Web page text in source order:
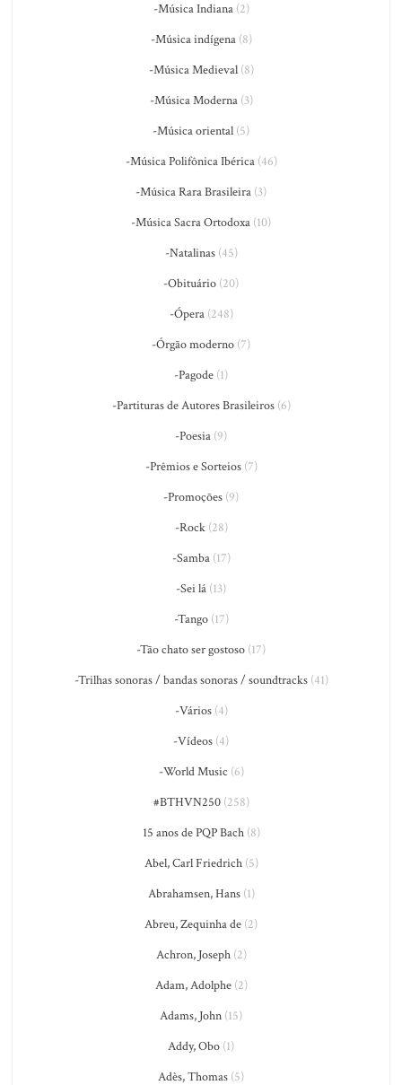
-Música Indiana(2)
-Música indígena(8)
-Música Medieval(8)
-Música Moderna(3)
-Música oriental (5)
-Música Polifônica Ibérica(46)
-Música Rara Brasileira (3)
-Música Sacra Ortodoxa (10)
-Natalinas(45)
-Obituário (20)
-Ópera(248)
-Órgão moderno (7)
-Pagode (1)
-Partituras de Autores Brasileiros(6)
-Poesia (9)
-Prêmios e Sorteios(7)
-Promoções (9)
-Rock(28)
-Samba(17)
-Sei lá (13)
-Tango(17)
-Tão chato ser gostoso (17)
-Trilhas sonoras / bandas sonoras / soundtracks(41)
-Vários(4)
-Vídeos (4)
-World Music (6)
#BTHVN250(258)
15 anos de PQP Bach(8)
Abel, Carl Friedrich(5)
Abrahamsen, Hans(1)
Abreu, Zequinha de (2)
Achron, Joseph(2)
Adam, Adolphe(2)
Adams, John (15)
Addy, Obo (1)
Adès, Thomas (5)